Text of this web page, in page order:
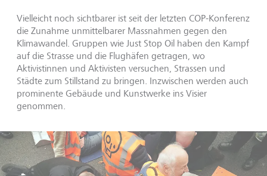
Vielleicht noch sichtbarer ist seit der letzten COP-Konferenz
die Zunahme unmittelbarer Massnahmen gegen den
Klimawandel. Gruppen wie Just Stop Oil haben den Kampf
auf die Strasse und die Flughäfen getragen, wo
Aktivistinnen und Aktivisten versuchen, Strassen und
Städte zum Stillstand zu bringen. Inzwischen werden auch
prominente Gebäude und Kunstwerke ins Visier
genommen.